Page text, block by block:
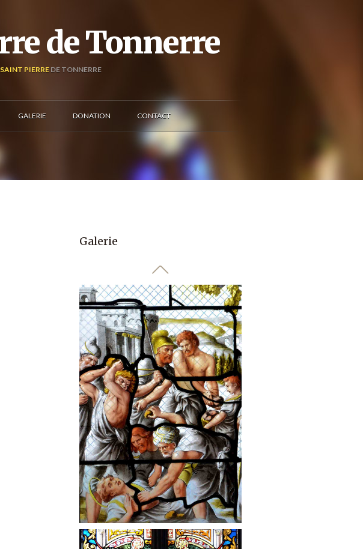
de Tonnerre
SAINT PIERREDE TONNERRE
GALERIE DONATION CONTACT
Galerie